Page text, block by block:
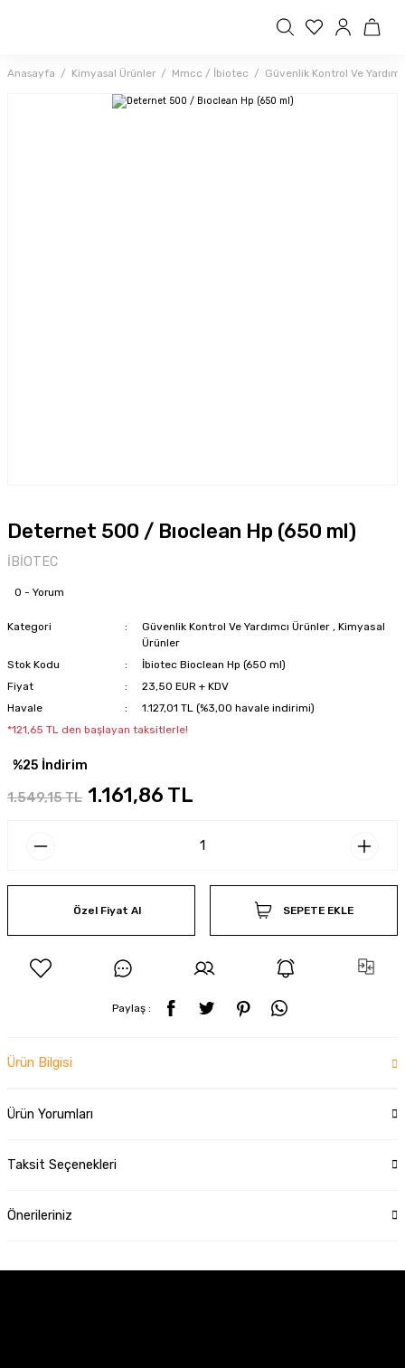
Anasayfa Kimyasal Ürünler Mmcc / İbiotec Güvenlik Kontrol Ve
Deternet 500 / Bıoclean Hp (650 ml)
İBİOTEC
0 - Yorum
Kategori Güvenlik Kontrol Ve Yardımcı Ürünler , Kimyasal
Ürünler
Stok Kodu
İbiotec Bioclean Hp (650 ml)
Fiyat
23,50 EUR + KDV
Havale
1.127,01 TL (%3,00 havale indirimi)
*121,65 TL den başlayan taksitlerle!
%25 İndirim
1.549,15 TL 1.161,86 TL
Özel Fiyat Al SEPETE EKLE
Paylaş :
Ürün Bilgisi
Ürün Yorumları
Taksit Seçenekleri
Önerileriniz